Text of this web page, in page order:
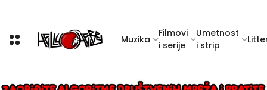
Muzika
Filmovi
i serije
Umetnost
i strip